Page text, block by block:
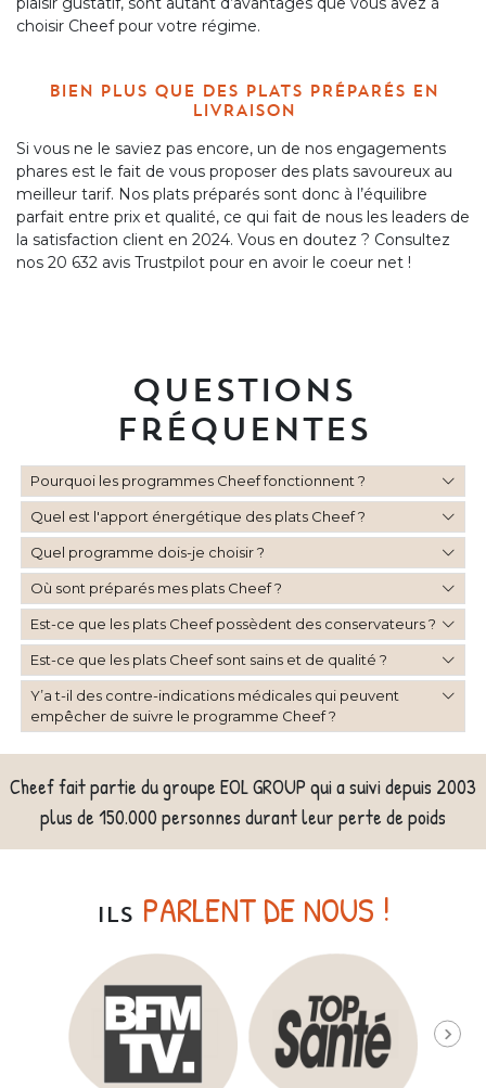
choisir Cheef pour votre régime.
BIEN PLUS QUE DES PLATS PRÉPARÉS EN
LIVRAISON
Si vous ne le saviez pas encore, un de nos engagements
phares est le fait de vous proposer des plats savoureux au
meilleur tarif. Nos plats préparés sont donc à l’équilibre
parfait entre prix et qualité, ce qui fait de nous les leaders de
la satisfaction client en 2024. Vous en doutez ? Consultez
nos 20 632 avis Trustpilot pour en avoir le coeur net !
Questions
Fréquentes
Pourquoi les programmes Cheef fonctionnent ?
Quel est l'apport énergétique des plats Cheef ?
Quel programme dois-je choisir ?
Où sont préparés mes plats Cheef ?
Est-ce que les plats Cheef possèdent des conservateurs ?
Est-ce que les plats Cheef sont sains et de qualité ?
Y’a t-il des contre-indications médicales qui peuvent
empêcher de suivre le programme Cheef ?
Cheef fait partie du groupe EOL GROUP qui a suivi depuis 2003
plus de 150.000 personnes durant leur perte de poids
ILS PARLENT DE NOUS !